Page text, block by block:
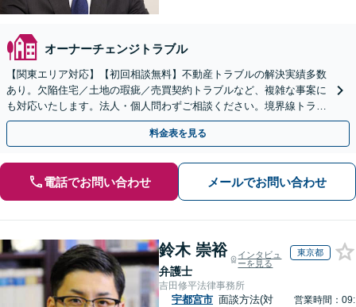
オーナーチェンジトラブル
【関東エリア対応】【初回相談無料】不動産トラブルの解決実績多数
あり。欠陥住宅／土地の瑕疵／売買契約トラブルなど、複雑な事案に
も対応いたします。法人・個人問わずご相談ください。境界線トラブ
ルも多くの対応実績あり。【電話相談・Web面談可】
料金表を見る
電話でお問い合わせ メールでお問い合わせ
鈴木 崇裕
弁護士
インタビュ
ーを見る
東京都
吉田修平法律事務所
宇都宮市 面談方法(対
営業時間：09: